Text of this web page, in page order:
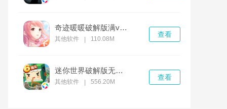
奇迹暖暖破解版满v无限钻石
其他软件 110.08M
查看
迷你世界破解版无限迷你币和迷你豆
其他软件 556.20M
查看